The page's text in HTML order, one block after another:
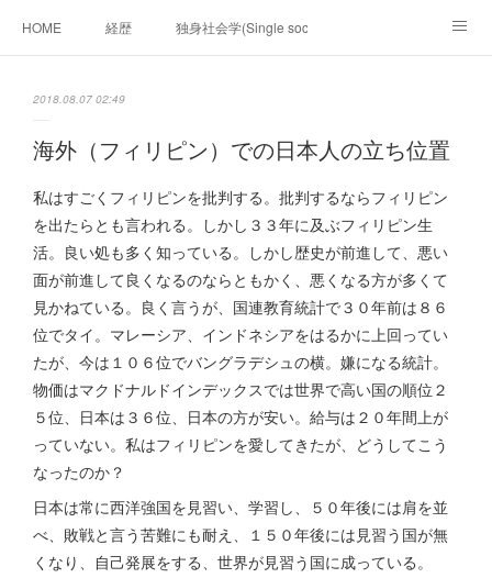
HOME 経歴 独身社会学(Single sociology)と高齢化社会学
移動出来て、工場で作る建物。未来２１００研究所
「心神の夢想２０２０」 フィリピンマンションは買うべきでは無い理由は全
海外生活の掟
フィリピンの歴史
ファッションを考える
未来２１００研究所他のアイデアマニラ男の手料理 総集編
https://globalclub.amebaownd.com/
2018.08.07 02:49
海外（フィリピン）での日本人の立ち位置
私はすごくフィリピンを批判する。批判するならフィリピン
を出たらとも言われる。しかし３３年に及ぶフィリピン生
活。良い処も多く知っている。しかし歴史が前進して、悪い
面が前進して良くなるのならともかく、悪くなる方が多くて
見かねている。良く言うが、国連教育統計で３０年前は８６
位でタイ。マレーシア、インドネシアをはるかに上回ってい
たが、今は１０６位でバングラデシュの横。嫌になる統計。
物価はマクドナルドインデックスでは世界で高い国の順位２
５位、日本は３６位、日本の方が安い。給与は２０年間上が
っていない。私はフィリピンを愛してきたが、どうしてこう
なったのか？
日本は常に西洋強国を見習い、学習し、５０年後には肩を並
べ、敗戦と言う苦難にも耐え、１５０年後には見習う国が無
くなり、自己発展をする、世界が見習う国に成っている。